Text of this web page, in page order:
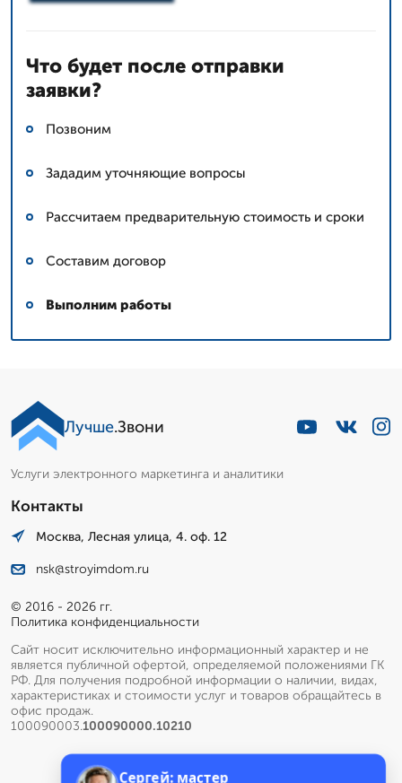
Что будет после отправки
заявки?
Позвоним
Зададим уточняющие вопросы
Рассчитаем предварительную стоимость и сроки
Составим договор
Выполним работы
Лучше.Звони
Услуги электронного маркетинга и аналитики
Контакты
Москва, Лесная улица, 4. оф. 12
nsk@stroyimdom.ru
© 2016 - 2026 гг.
Политика конфиденциальности
Сайт носит исключительно информационный характер и не
является публичной офертой, определяемой положениями ГК
РФ. Для получения подробной информации о наличии, видах,
характеристиках и стоимости услуг и товаров обращайтесь в
офис продаж.
100090003.100090000.10210
Сергей: мастер